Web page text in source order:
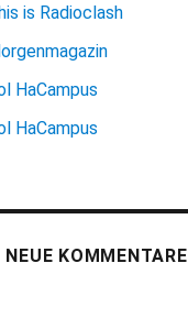
is Radioclash
HaCampus
HaCampus
NEUE KOMMENTARE